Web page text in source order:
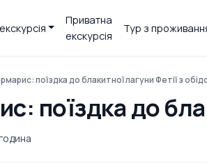
Приватна
екскурсія
Тур з
поїздка до блакитної лагуни Фетії з
поїздка до